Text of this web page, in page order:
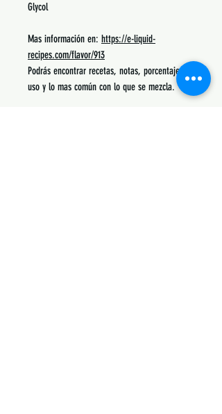
Glycol
Mas información en: https://e-liquid-
recipes.com/flavor/913
Podrás encontrar recetas, notas, porcentajes de
uso y lo mas común con lo que se mezcla.